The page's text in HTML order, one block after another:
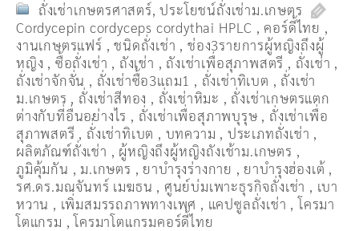
ถั่งเช่าเกษตรศาสตร์,ประโยชน์ถั่งเช่าม.เกษตร
Cordycepin cordyceps cordythai HPLC , คอร์ดี้ไทย ,
งานเกษตรแฟร์ ,ชนิดถั่งเช่า ,ช่อง3รายการผู้หญิงถึงผู้
หญิง , ซื้อถั่งเช่า , ถังเช่า , ถังเช่าเพื่อสุภาพสตรี , ถั่งเช่า ,
ถั่งเช่าจักจั่น , ถั่งเช่าซื้อ3แถม1 , ถั่งเช่าทิเบต , ถั่งเช่า
ม.เกษตร , ถั่งเช่าสีทอง , ถั่งเช่าหิมะ , ถั่งเช่าเกษตรแตก
ต่างกับที่อื่นอย่างไร , ถั่งเช่าเพื่อสุภาพบุรุษ , ถั่งเช่าเพื่อ
สุภาพสตรี , ถั่่งเช่าทิเบต , บทความ , ประเภทถั่งเช่า ,
ผลิตภัณฑ์ถั่งเช่า , ผู้หญิงถึงผู้หญิงถังเช้าม.เกษตร ,
ภูมิคุ้มกัน ,ม.เกษตร , ยาบำรุงร่างกาย , ยาบำรุงฮ่องเต้ ,
รศ.ดร.มณจันทร์ เมฆธน , ศูนย์บ่มเพาะธุรกิจถั่งเช่า , เบา
หวาน , เพิ่มสมรรถภาพทางเพศ , แคปซูลถั่งเช่า ,โครมา
โตแกรม ,โครมาโตแกรมคอร์ดี้ไทย